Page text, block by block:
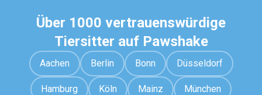
Über 1000 vertrauenswürdige
Tiersitter auf Pawshake
Aachen Berlin Bonn Düsseldorf
Hamburg Köln Mainz München